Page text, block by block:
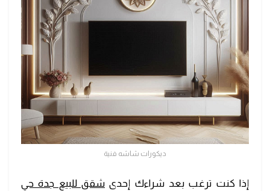
ديكورات شاشه فنية
إذا كنت ترغب بعد شراءك إحدى شقق للبيع جدة حي